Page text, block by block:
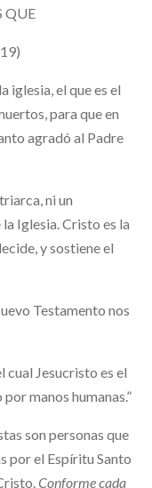
QUE
iglesia, el que es el
para que en
agradó al Padre
ni un
Iglesia. Cristo es la
y sostiene el
Testamento nos
cual Jesucristo es el
manos humanas.”
son personas que
por el Espíritu Santo
Conforme cada